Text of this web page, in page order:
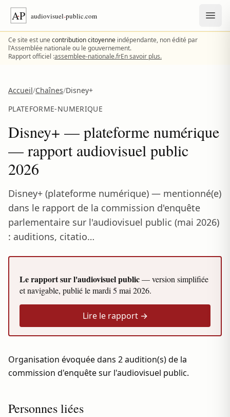
Aller au contenu
Ce site est unecontribution citoyenne indépendante, non édité par
l'Assemblée nationale ou le gouvernement.
Rapport officiel :assemblee-nationale.frEn savoir plus.
Accueil/Chaînes/Disney+
PLATEFORME-NUMERIQUE
Disney+ — plateforme numérique
— rapport audiovisuel public
2026
Disney+ (plateforme numérique) — mentionné(e)
dans le rapport de la commission d'enquête
parlementaire sur l'audiovisuel public (mai 2026)
: auditions, citatio…
Le rapport sur l'audiovisuel public— version simplifiée
et navigable, publié lemardi 5 mai 2026.
Lire le rapport →
Organisation évoquée dans 2 audition(s) de la
commission d'enquête sur l'audiovisuel public.
Personnes liées